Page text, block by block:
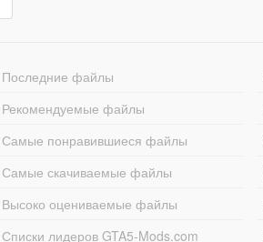
Последние файлы
Рекомендуемые файлы
Самые понравившиеся файлы
Самые скачиваемые файлы
Высоко оцениваемые файлы
Списки лидеров GTA5-Mods.com